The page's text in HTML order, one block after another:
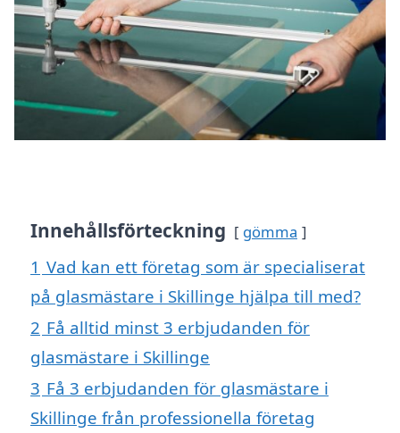
Innehållsförteckning gömma
1 Vad kan ett företag som är specialiserat
på glasmästare i Skillinge hjälpa till med?
2 Få alltid minst 3 erbjudanden för
glasmästare i Skillinge
3 Få 3 erbjudanden för glasmästare i
Skillinge från professionella företag